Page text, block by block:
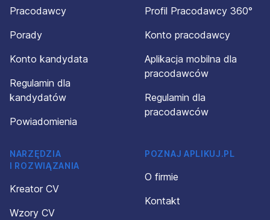
Pracodawcy
Porady
Konto kandydata
Regulamin dla
kandydatów
Powiadomienia
Profil Pracodawcy 360°
Konto pracodawcy
Aplikacja mobilna dla
pracodawców
Regulamin dla
pracodawców
NARZĘDZIA
I ROZWIĄZANIA
Kreator CV
Wzory CV
POZNAJ APLIKUJ.PL
O firmie
Kontakt